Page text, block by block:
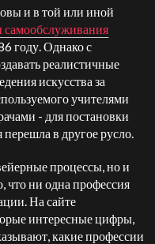
и в той или иной
самообслуживания
году. Однако с
реалистичные
искусства за
учителями
- для постановки
в другое русло.
процессы, но и
что ни одна профессия
На сайте
интересные цифры,
какие профессии